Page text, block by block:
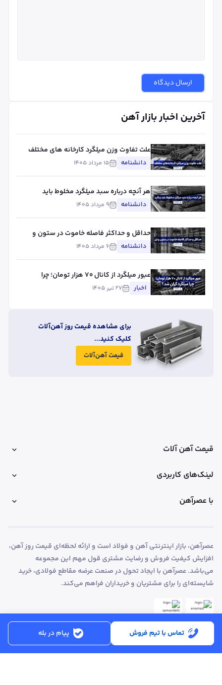
ارسال دیدگاه
آخرین اخبار بازار آهن
علت تفاوت وزن میلگرد کارخانه های مختلف
چیست؟ بررسی استاندارد، تلورانس و عوامل
مؤثر
دانشنامه ۱۵ مرداد ۱۴۰۵
هر آنچه درباره سبد میلگرد مخلوط باید
بدانید
دانشنامه ۹ مرداد ۱۴۰۵
حداقل و حداکثر فاصله خاموت در ستون و
تیر
دانشنامه ۶ مرداد ۱۴۰۵
عبور میلگرد از کانال ۷۰ هزار تومان؛ چرا
میلگرد گران شد؟
اخبار ۲۷ تیر ۱۴۰۵
برای مشاهده قیمت روز آهن‌آلات
کلیک کنید...
قیمت آهن‌آلات
تماس با تیم فروش پیام در بله
قیمت آهن آلات
لینک‌های کاربردی
با عصرآهن
عصرآهن، بازار اینترنتی آهن و فولاد است و ارائه لحظه‌ای قیمت روز آهن،
افزایش کیفیت فروش و رضایت مشتری قول مهم این مجموعه
می‌باشد. عصرآهن با ایجاد تحول در صنعت عرضه مقاطع فولادی، خرید
شایسته‌ای را برای مشتریان و خریداران فراهم می‌کند.
ساعت کاری:شنبه تا پنجشنبه از ساعت 8:30 تا 17:00